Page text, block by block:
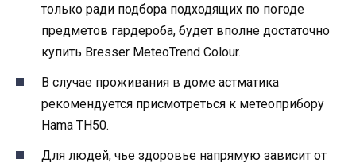
только ради подбора подходящих по погоде
предметов гардероба, будет вполне достаточно
купить Bresser MeteoTrend Colour.
В случае проживания в доме астматика
рекомендуется присмотреться к метеоприбору
Hama TH50.
Для людей, чье здоровье напрямую зависит от